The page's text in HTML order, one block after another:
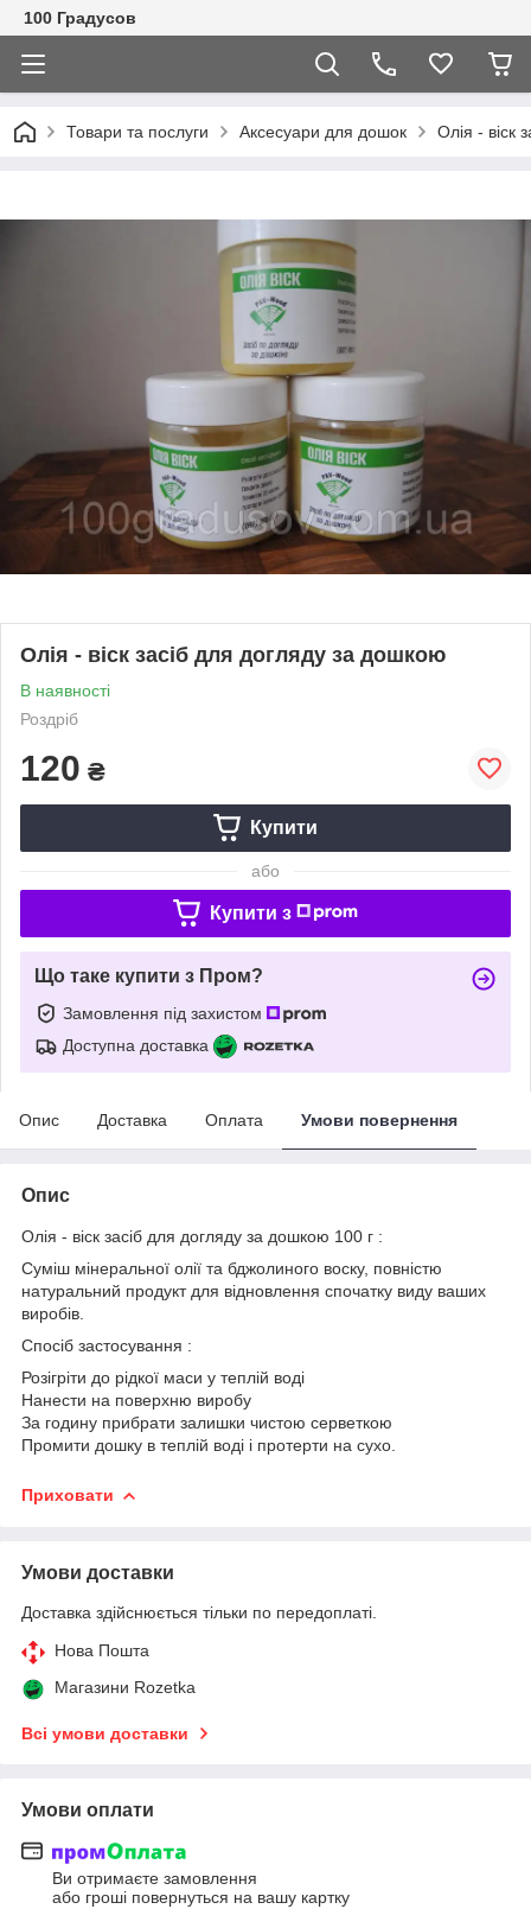
100 Градусов
Товари та послуги Аксесуари для дошок Олія - віск
Олія - віск засіб для догляду за дошкою
В наявності
Роздріб
120 ₴
Купити
або
Купити з
Що таке купити з Пром?
Замовлення під захистом
Доступна доставка
Опис Доставка Оплата Умови повернення
Опис
Олія - віск засіб для догляду за дошкою 100 г :
Суміш мінеральної олії та бджолиного воску, повністю
натуральний продукт для відновлення спочатку виду ваших
виробів.
Спосіб застосування :
Розігріти до рідкої маси у теплій воді
Нанести на поверхню виробу
За годину прибрати залишки чистою серветкою
Промити дошку в теплій воді і протерти на сухо.
Приховати
Умови доставки
Доставка здійснюється тільки по передоплаті.
Нова Пошта
Магазини Rozetka
Всі умови доставки
Умови оплати
Ви отримаєте замовлення
або гроші повернуться на вашу картку